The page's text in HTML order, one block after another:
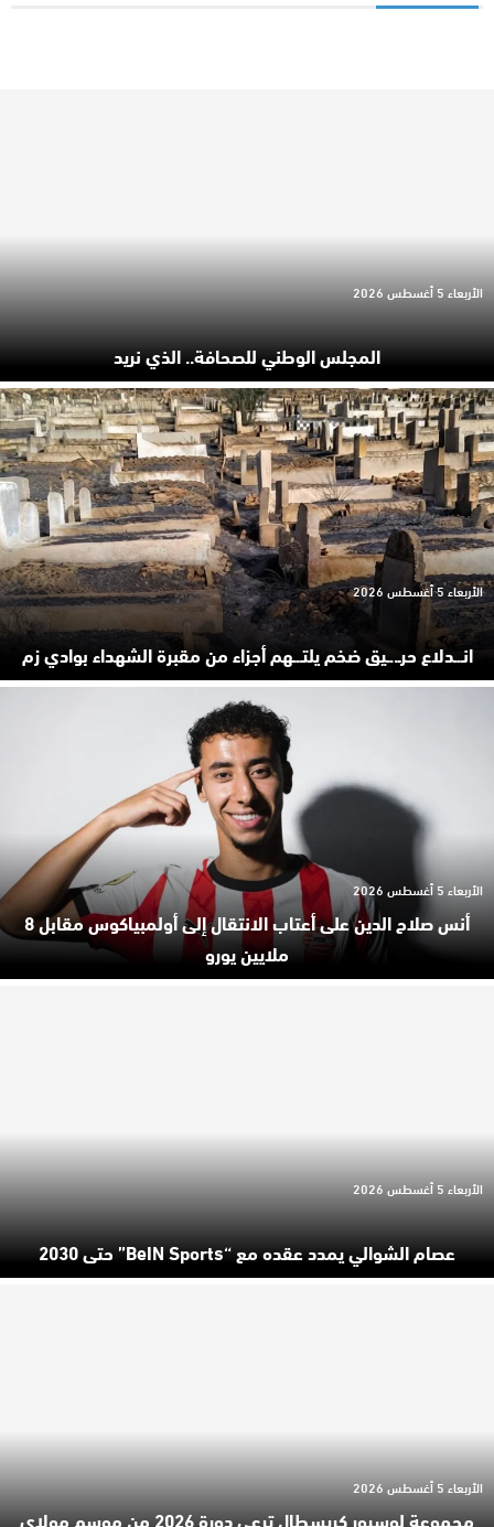
المجلس الوطني للصحافة.. الذي نريد
الأربعاء 5 أغسطس 2026
انـ.ـدلاع حرـ..ـيق ضخم يلتـ.ـهم أجزاء من مقبرة الشهداء بوادي زم
الأربعاء 5 أغسطس 2026
أنس صلاح الدين على أعتاب الانتقال إلى أولمبياكوس مقابل 8
ملايين يورو
الأربعاء 5 أغسطس 2026
عصام الشوالي يمدد عقده مع “beIN Sports” حتى 2030
الأربعاء 5 أغسطس 2026
مجموعة لوسيور كريسطال ترعى دورة 2026 من موسم مولاي
الأربعاء 5 أغسطس 2026